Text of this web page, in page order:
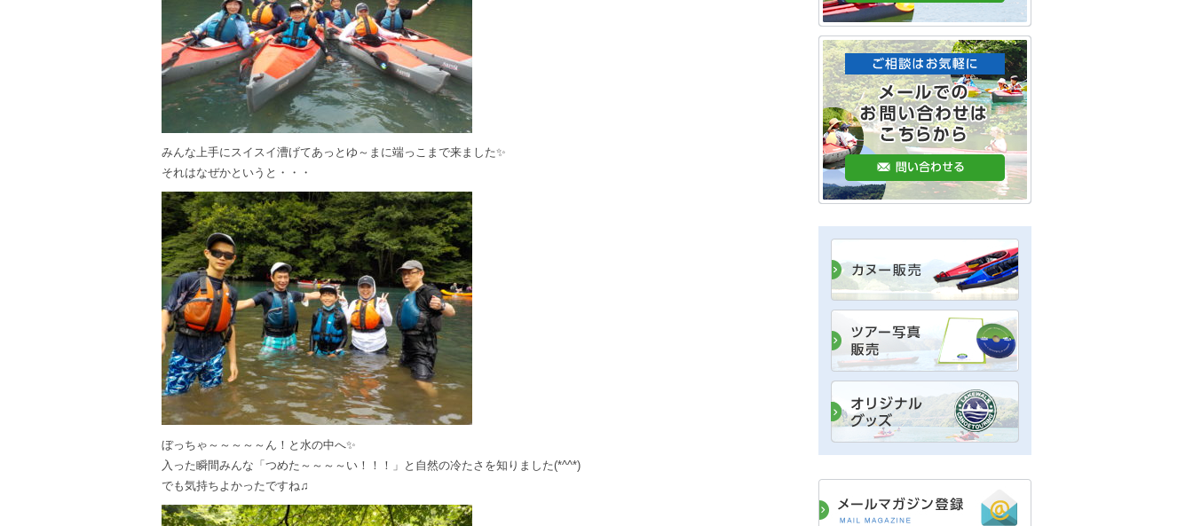
みんな上手にスイスイ漕げてあっとゆ～まに端っこまで来ました✨
それはなぜかというと・・・
ぼっちゃ～～～～～ん！と水の中へ✨
入った瞬間みんな「つめた～～～～い！！！」と自然の冷たさを知りました(*^^*)
でも気持ちよかったですね♫